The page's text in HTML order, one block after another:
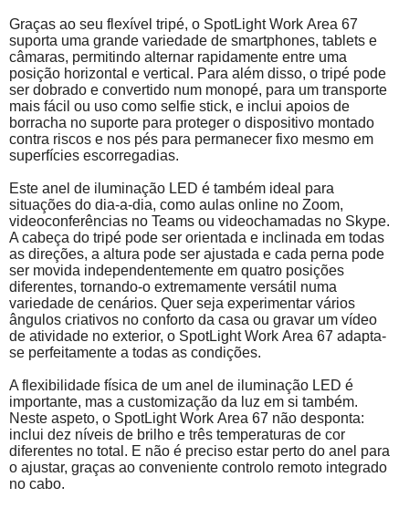
Graças ao seu flexível tripé, o SpotLight Work Area 67
suporta uma grande variedade de smartphones, tablets e
câmaras, permitindo alternar rapidamente entre uma
posição horizontal e vertical. Para além disso, o tripé pode
ser dobrado e convertido num monopé, para um transporte
mais fácil ou uso como selfie stick, e inclui apoios de
borracha no suporte para proteger o dispositivo montado
contra riscos e nos pés para permanecer fixo mesmo em
superfícies escorregadias.
Este anel de iluminação LED é também ideal para
situações do dia-a-dia, como aulas online no Zoom,
videoconferências no Teams ou videochamadas no Skype.
A cabeça do tripé pode ser orientada e inclinada em todas
as direções, a altura pode ser ajustada e cada perna pode
ser movida independentemente em quatro posições
diferentes, tornando-o extremamente versátil numa
variedade de cenários. Quer seja experimentar vários
ângulos criativos no conforto da casa ou gravar um vídeo
de atividade no exterior, o SpotLight Work Area 67 adapta-
se perfeitamente a todas as condições.
A flexibilidade física de um anel de iluminação LED é
importante, mas a customização da luz em si também.
Neste aspeto, o SpotLight Work Area 67 não desponta:
inclui dez níveis de brilho e três temperaturas de cor
diferentes no total. E não é preciso estar perto do anel para
o ajustar, graças ao conveniente controlo remoto integrado
no cabo.